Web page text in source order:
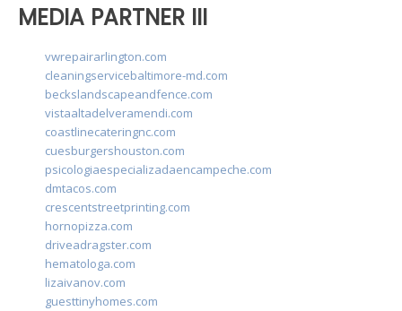
MEDIA PARTNER III
vwrepairarlington.com
cleaningservicebaltimore-md.com
beckslandscapeandfence.com
vistaaltadelveramendi.com
coastlinecateringnc.com
cuesburgershouston.com
psicologiaespecializadaencampeche.com
dmtacos.com
crescentstreetprinting.com
hornopizza.com
driveadragster.com
hematologa.com
lizaivanov.com
guesttinyhomes.com